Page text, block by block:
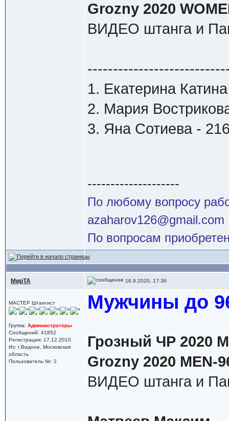
Grozny 2020
ВИДЕО штанга и
1. Екатерина
2. Мария
3. Яна Сотиева -
--------------------
По любому вопросу
azaharov126@gmail.com
По вопросам
МирТА 16.9.2020, 17:36
МАСТЕР Штангист
Группа: Администраторы
Сообщений: 41852
Регистрация: 17.12.2010
Из: г.Видное, Московская
область
Пользователь №: 2
Мужчины до
Грозный ЧР 2020
Grozny 2020 MEN-
ВИДЕО штанга и